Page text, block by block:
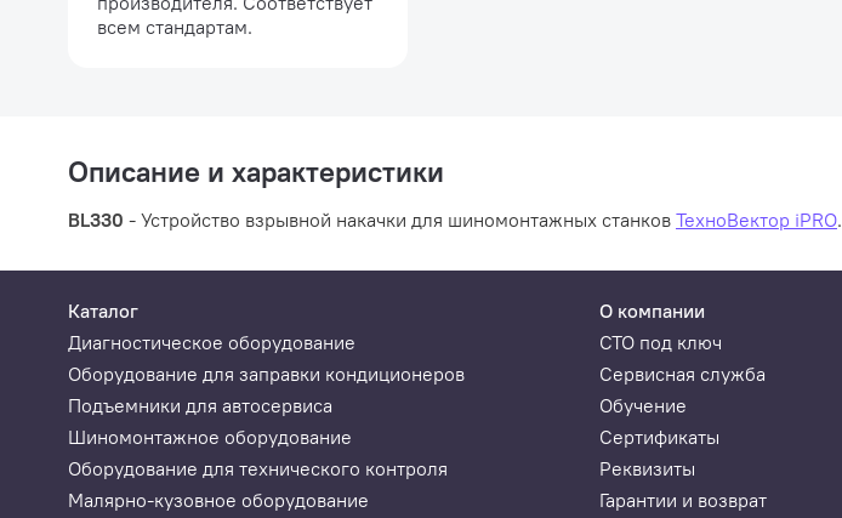
всем стандартам.
Описание и характеристики
BL330 - Устройство взрывной накачки для шиномонтажных станков ТехноВектор iPRO.
Каталог
Диагностическое оборудование
Оборудование для заправки кондиционеров
Подъемники для автосервиса
Шиномонтажное оборудование
Оборудование для технического контроля
Малярно-кузовное оборудование
О компании
СТО под ключ
Сервисная служба
Обучение
Сертификаты
Реквизиты
Гарантии и возврат